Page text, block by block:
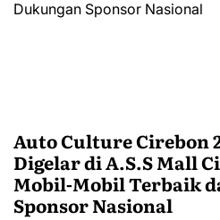
Auto Culture Cirebon
Digelar di A.S.S Mall
Mobil-Mobil Terbaik
Sponsor Nasional